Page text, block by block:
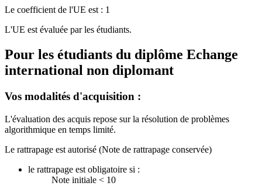
Le coefficient de l'UE est : 1
L'UE est évaluée par les étudiants.
Pour les étudiants du diplôme Echange
international non diplomant
Vos modalités d'acquisition :
L'évaluation des acquis repose sur la résolution de problèmes
algorithmique en temps limité.
Le rattrapage est autorisé (Note de rattrapage conservée)
le rattrapage est obligatoire si :
Note initiale < 10